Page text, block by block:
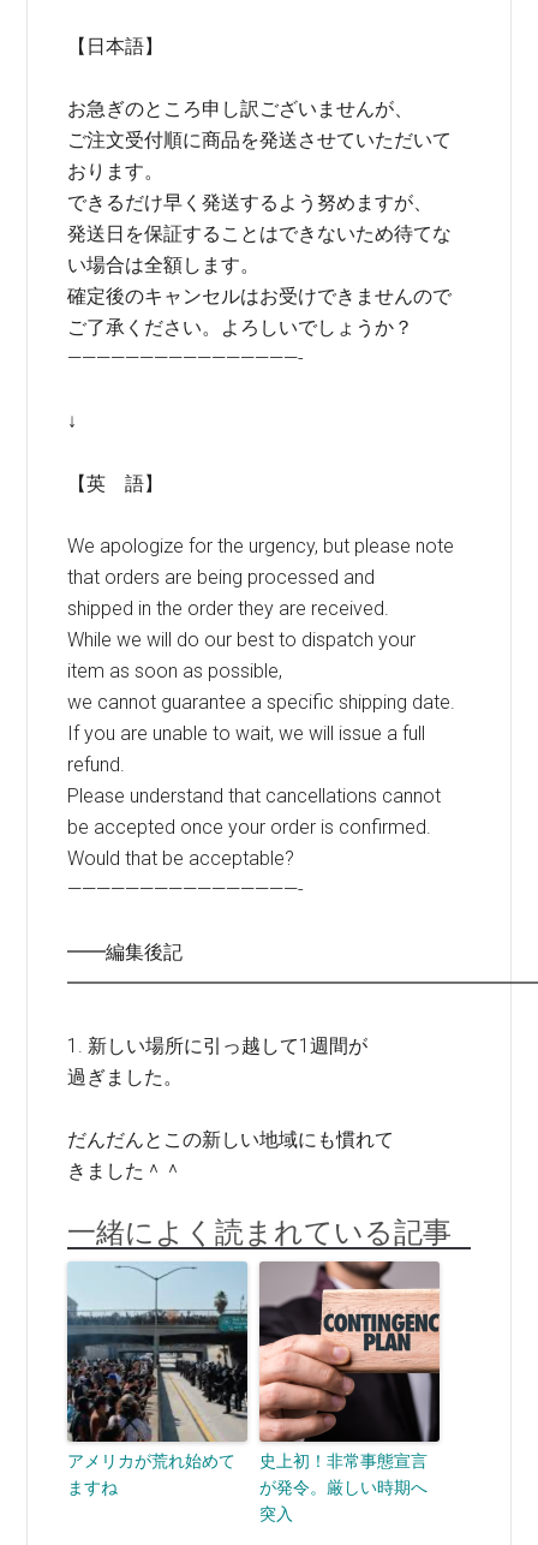
【日本語】
お急ぎのところ申し訳ございませんが、
ご注文受付順に商品を発送させていただいて
おります。
できるだけ早く発送するよう努めますが、
発送日を保証することはできないため待てな
い場合は全額します。
確定後のキャンセルはお受けできませんので
ご了承ください。よろしいでしょうか？
————————————————-
↓
【英 語】
We apologize for the urgency, but please note
that orders are being processed and
shipped in the order they are received.
While we will do our best to dispatch your
item as soon as possible,
we cannot guarantee a specific shipping date.
If you are unable to wait, we will issue a full
refund.
Please understand that cancellations cannot
be accepted once your order is confirmed.
Would that be acceptable?
————————————————-
━━編集後記
1. 新しい場所に引っ越して1週間が
過ぎました。
だんだんとこの新しい地域にも慣れて
きました＾＾
一緒によく読まれている記事
アメリカが荒れ始めて
ますね
史上初！非常事態宣言
が発令。厳しい時期へ
突入